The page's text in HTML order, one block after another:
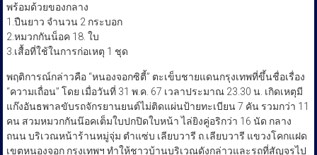
พร้อมด้วยของกลาง
1.ปืนยาว จำนวน 2 กระบอก
2.หมวกกันน็อค 18. ใบ
3.เสื้อที่ใช้ในการก่อเหตุ 1 ชุด
พฤติการณ์กล่าวคือ “หนองจอกซิตี้” ตะเข็บชายแดนกรุงเทพที่ขึ้นชื่อเรื่อง
“ความเถื่อน” โดย เมื่อวันที่ 31 พ.ค. 67 เวลาประมาณ 23.30 น. เกิดเหตุมี
แก๊งอันธพาลขับรถจักรยานยนต์ไม่ติดแผ่นป้ายทะเบียน 7 คัน รวมกว่า 11
คน สวมหมวกกันน๊อคเต็มใบปกปิดใบหน้า ไล่ยิงคู่อริกว่า 16 นัด กลาง
ถนน บริเวณหน้าร้านหมู่จุ่ม ตำแซ่บ เลียบวารี ถ.เลียบวารี แขวงโคกแฝด
เขตหนองจอก กรุงเทพฯ ทำให้ชาวบ้านบริเวณดังกล่าวและรถที่สัญจรไป